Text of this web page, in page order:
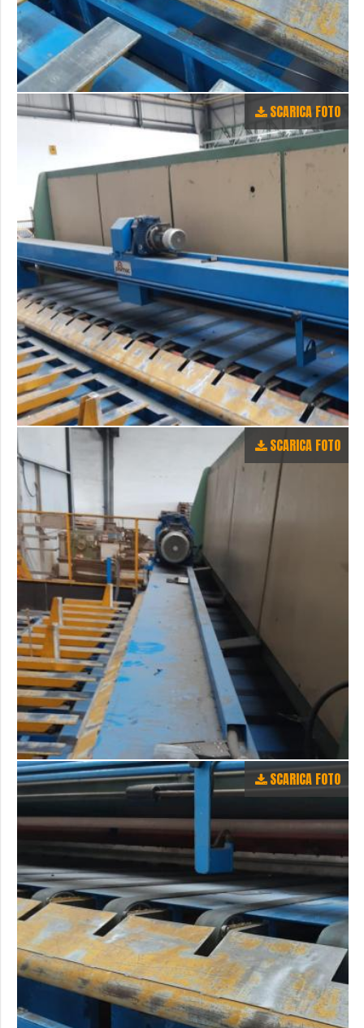
SCARICA FOTO
SCARICA FOTO
SCARICA FOTO